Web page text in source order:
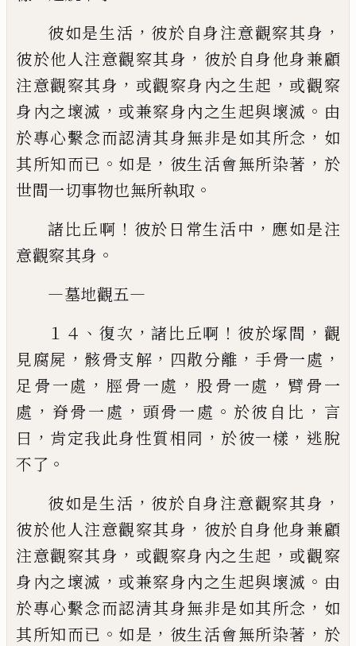
彼如是生活 ， 彼於自身注意觀察其身 ，
彼於他人注意觀察其身 ， 彼於自身他身兼顧
注意觀察其身 ， 或觀察身內之生起 ， 或觀察
身內之壞滅 ， 或兼察身內之生起與壞滅 。 由
於專心繫念而認清其身無非是如其所念 ， 如
其所知而已 。 如是 ， 彼生活會無所染著 ， 於
世間一切事物也無所執取 。
諸比丘啊 ！ 彼於日常生活中 ， 應如是注
意觀察其身 。
—墓地觀五—
１４ 、復次 ，諸比丘啊 ！ 彼於塚間 ， 觀
見腐屍 ， 骸骨支解 ， 四散分離 ， 手骨一處 ，
足骨一處 ， 脛骨一處 ， 股骨一處 ， 臂骨一
處 ， 脊骨一處 ， 頭骨一處 。 於彼自比 ， 言
曰 ， 肯定我此身性質相同 ， 於彼一樣 ，逃脫
不了 。
彼如是生活 ， 彼於自身注意觀察其身 ，
彼於他人注意觀察其身 ， 彼於自身他身兼顧
注意觀察其身 ， 或觀察身內之生起 ， 或觀察
身內之壞滅 ， 或兼察身內之生起與壞滅 。 由
於專心繫念而認清其身無非是如其所念 ， 如
其所知而已 。 如是 ， 彼生活會無所染著 ， 於